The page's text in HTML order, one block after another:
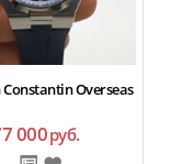
Overseas
000руб.